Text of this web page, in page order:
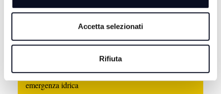
Accetta selezionati
Rifiuta
SAN MARINO: Caldo e siccità, dichiarato lo stato di
emergenza idrica